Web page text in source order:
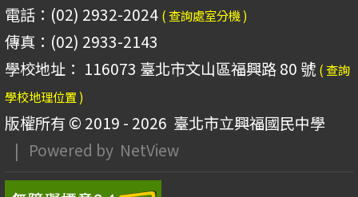
電話：(02) 2932-2024 ( 查詢處室分機 )
傳真：(02) 2933-2143
學校地址： 116073 臺北市文山區福興路 80 號 ( 查詢
學校地理位置 )
版權所有 © 2019 - 2026 臺北市立興福國民中學
| Powered by NetView